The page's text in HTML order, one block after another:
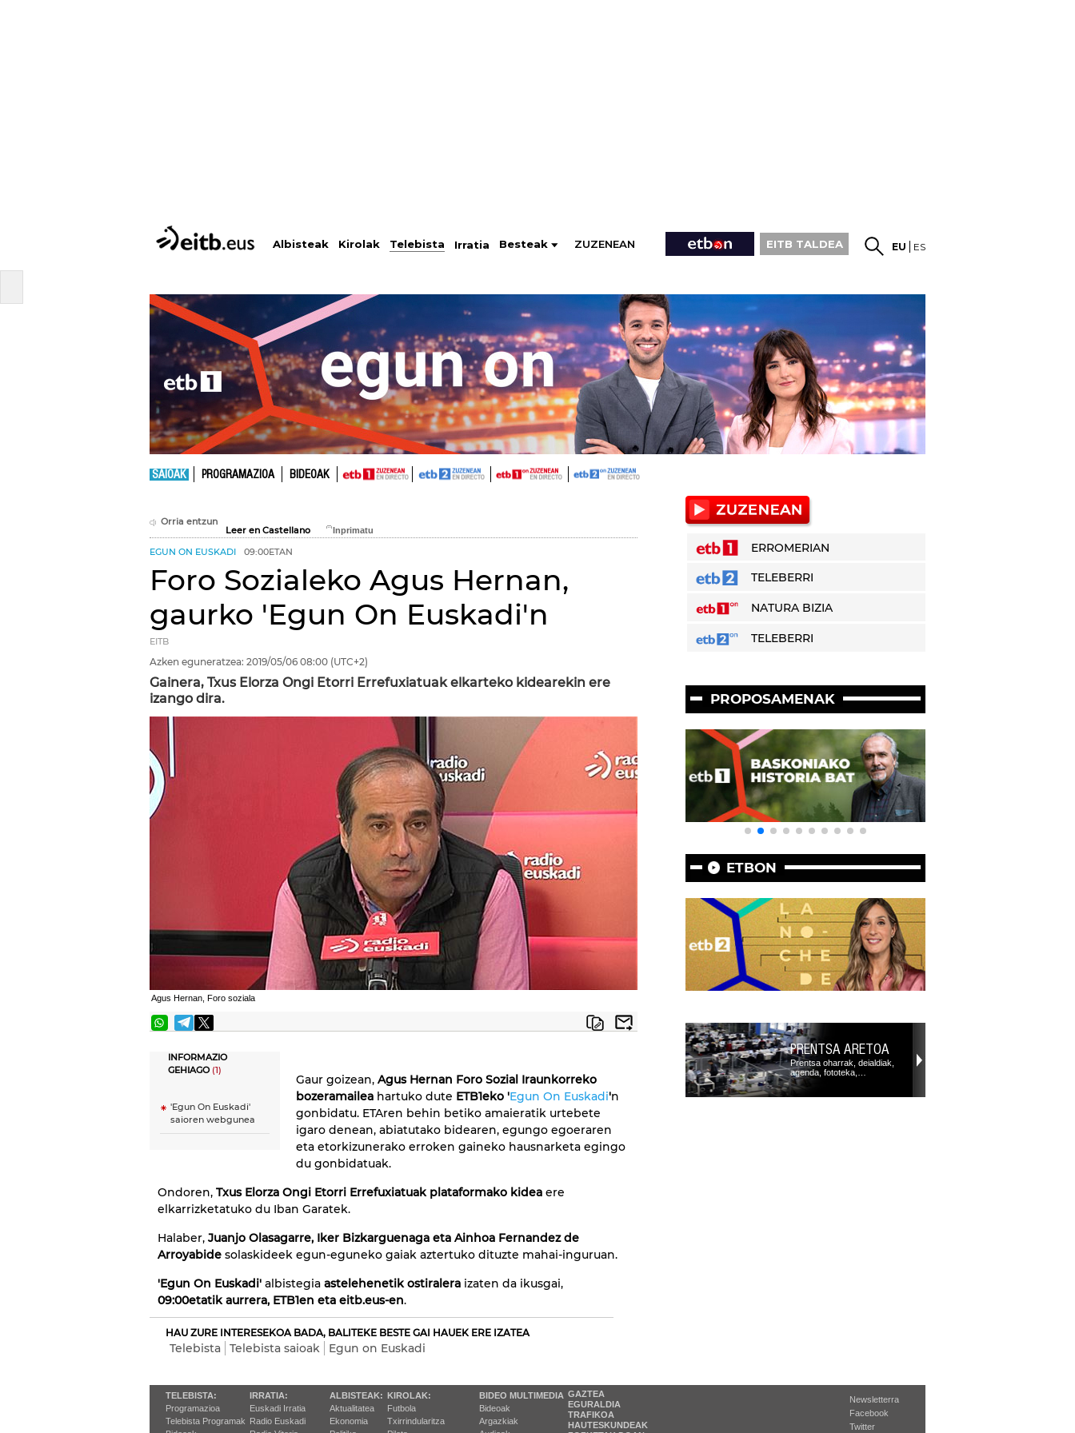
Albisteak Kirolak Telebista Irratia Besteak ZUZENEAN EITB TALDEA EU ES
SAIOAK PROGRAMAZIOA BIDEOAK
Orria entzun
Leer en Castellano
EGUN ON EUSKADI 09:00ETAN
Foro Sozialeko Agus Hernan,
gaurko 'Egun On Euskadi'n
EITB
Azken eguneratzea: 2019/05/06 08:00 (UTC+2)
Gainera, Txus Elorza Ongi Etorri Errefuxiatuak elkarteko kidearekin ere
izango dira.
Agus Hernan, Foro soziala
INFORMAZIO
GEHIAGO(1)
'Egun On Euskadi'
saioren webgunea
Gaur goizean, Agus Hernan Foro Sozial Iraunkorreko
bozeramailea hartuko dute ETB1eko 'Egun On Euskadi'n
gonbidatu. ETAren behin betiko amaieratik urtebete
igaro denean, abiatutako bidearen, egungo egoeraren
eta etorkizunerako erroken gaineko hausnarketa egingo
du gonbidatuak.
Ondoren, Txus Elorza Ongi Etorri Errefuxiatuak plataformako kidea ere
elkarrizketatuko du Iban Garatek.
Halaber, Juanjo Olasagarre, Iker Bizkarguenaga eta Ainhoa Fernandez de
Arroyabide solaskideek egun-eguneko gaiak aztertuko dituzte mahai-inguruan.
'Egun On Euskadi' albistegia astelehenetik ostiralera izaten da ikusgai,
09:00etatik aurrera, ETB1en eta eitb.eus-en.
HAU ZURE INTERESEKOA BADA, BALITEKE BESTE GAI HAUEK ERE IZATEA
Telebista Telebista saioak Egun on Euskadi
ERROMERIAN
TELEBERRI
NATURA BIZIA
TELEBERRI
PROPOSAMENAK
ETBON
PRENTSA ARETOA
Prentsa oharrak, deialdiak,
agenda, fototeka,…
TELEBISTA:
Programazioa
Telebista Programak
IRRATIA:
Euskadi Irratia
Radio Euskadi
ALBISTEAK:
Aktualitatea
Ekonomia
KIROLAK:
Futbola
Txirrindularitza
BIDEO MULTIMEDIA
Bideoak
Argazkiak
GAZTEA
EGURALDIA
TRAFIKOA
HAUTESKUNDEAK
Newsletterra
Facebook
Twitter